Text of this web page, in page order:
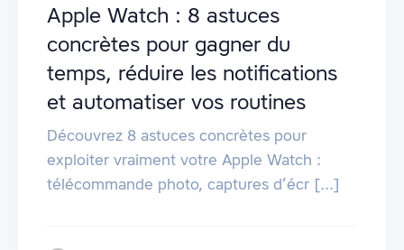
Apple Watch : 8 astuces
concrètes pour gagner du
temps, réduire les notifications
et automatiser vos routines
Découvrez 8 astuces concrètes pour
exploiter vraiment votre Apple Watch :
télécommande photo, captures d’écr [...]